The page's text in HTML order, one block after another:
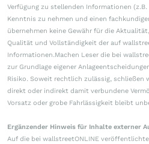
Verfügung zu stellenden Informationen
Kenntnis zu nehmen und einen
übernehmen keine Gewähr für die
Qualität und Vollständigkeit der auf
Informationen.Machen Leser die bei
zur Grundlage eigener
Risiko. Soweit rechtlich zulässig, schließen
direkt oder indirekt damit verbundene
Vorsatz oder grobe Fahrlässigkeit bleibt
Ergänzender Hinweis für Inhalte externer
Auf die bei wallstreetONLINE